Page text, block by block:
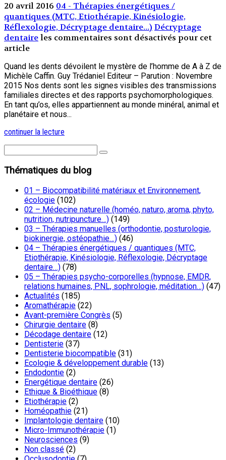
20 avril 2016 04 - Thérapies énergétiques /
quantiques (MTC, Etiothérapie, Kinésiologie,
Réflexologie, Décryptage dentaire...) Décryptage
dentaireles commentaires sont désactivés pour cet
article
Quand les dents dévoilent le mystère de l’homme de A à Z de
Michèle Caffin. Guy Trédaniel Editeur – Parution : Novembre
2015 Nos dents sont les signes visibles des transmissions
familiales directes et des rapports psychomorphologiques.
En tant qu’os, elles appartiennent au monde minéral, animal et
planétaire et nous...
continuer la lecture
Thématiques du blog
01 – Biocompatibilité matériaux et Environnement,
écologie (102)
02 – Médecine naturelle (homéo, naturo, aroma, phyto,
nutrition, nutripuncture…) (149)
03 – Thérapies manuelles (orthodontie, posturologie,
biokinergie, ostéopathie…) (46)
04 – Thérapies énergétiques / quantiques (MTC,
Etiothérapie, Kinésiologie, Réflexologie, Décryptage
dentaire…) (78)
05 – Thérapies psycho-corporelles (hypnose, EMDR,
relations humaines, PNL, sophrologie, méditation…) (47)
Actualités (185)
Aromathérapie (22)
Avant-première Congrès (5)
Chirurgie dentaire (8)
Décodage dentaire (12)
Dentisterie (37)
Dentisterie biocompatible (31)
Ecologie & développement durable (13)
Endodontie (2)
Energétique dentaire (26)
Ethique & Bioéthique (8)
Etiothérapie (2)
Homéopathie (21)
Implantologie dentaire (10)
Micro-Immunothérapie (1)
Neurosciences (9)
Non classé (2)